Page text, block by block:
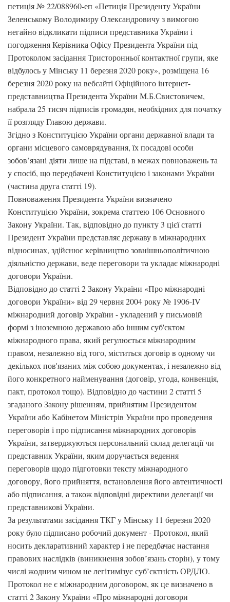
петиція № 22/088960-еп «Петиція Президенту України
Зеленському Володимиру Олександровичу з вимогою
негайно відкликати підписи представника України і
погодження Керівника Офісу Президента України під
Протоколом засідання Тристоронньої контактної групи, яке
відбулось у Мінську 11 березня 2020 року», розміщена 16
березня 2020 року на вебсайті Офіційного інтернет-
представництва Президента України М.Б.Свистовичем,
набрала 25 тисяч підписів громадян, необхідних для початку
її розгляду Главою держави.
Згідно з Конституцією України органи державної влади та
органи місцевого самоврядування, їх посадові особи
зобов’язані діяти лише на підставі, в межах повноважень та
у спосіб, що передбачені Конституцією і законами України
(частина друга статті 19).
Повноваження Президента України визначено
Конституцією України, зокрема статтею 106 Основного
Закону України. Так, відповідно до пункту 3 цієї статті
Президент України представляє державу в міжнародних
відносинах, здійснює керівництво зовнішньополітичною
діяльністю держави, веде переговори та укладає міжнародні
договори України.
Відповідно до статті 2 Закону України «Про міжнародні
договори України» від 29 червня 2004 року № 1906-IV
міжнародний договір України - укладений у письмовій
формі з іноземною державою або іншим суб'єктом
міжнародного права, який регулюється міжнародним
правом, незалежно від того, міститься договір в одному чи
декількох пов'язаних між собою документах, і незалежно від
його конкретного найменування (договір, угода, конвенція,
пакт, протокол тощо). Відповідно до частини 2 статті 5
згаданого Закону рішенням, прийнятим Президентом
України або Кабінетом Міністрів України про проведення
переговорів і про підписання міжнародних договорів
України, затверджуються персональний склад делегації чи
представник України, яким доручається ведення
переговорів щодо підготовки тексту міжнародного
договору, його прийняття, встановлення його автентичності
або підписання, а також відповідні директиви делегації чи
представникові України.
За результатами засідання ТКГ у Мінську 11 березня 2020
року було підписано робочий документ - Протокол, який
носить декларативний характер і не передбачає настання
правових наслідків (виникнення зобов’язань сторін), у тому
числі жодним чином не легітимізує суб’єктність ОРДЛО.
Протокол не є міжнародним договором, як це визначено в
статті 2 Закону України «Про міжнародні договори